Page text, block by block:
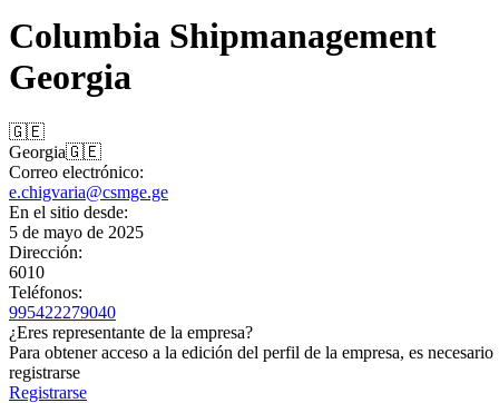
Columbia Shipmanagement
Georgia
🇬🇪
Georgia🇬🇪
Correo electrónico:
e.chigvaria@csmge.ge
En el sitio desde:
5 de mayo de 2025
Dirección:
6010
Teléfonos:
995422279040
¿Eres representante de la empresa?
Para obtener acceso a la edición del perfil de la empresa, es necesario
registrarse
Registrarse